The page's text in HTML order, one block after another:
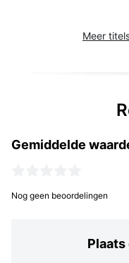
Meer
Gemiddelde
Nog geen beoordelingen